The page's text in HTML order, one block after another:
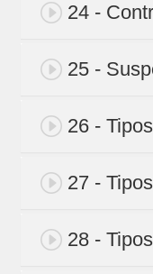
24 -
25 -
26 -
27 -
28 -